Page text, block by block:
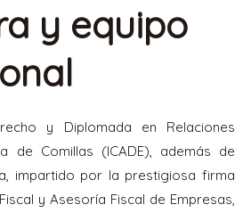
y equipo
y Diplomada en Relaciones
de Comillas (ICADE), además de
impartido por la prestigiosa firma
y Asesoría Fiscal de Empresas,